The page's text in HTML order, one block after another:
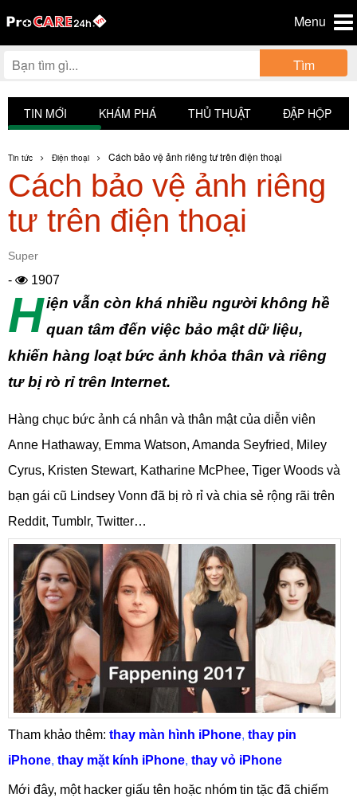
Menu
Tìm
TIN MỚI KHÁM PHÁ THỦ THUẬT ĐẬP HỘP
Tin tức Điện thoại Cách bảo vệ ảnh riêng tư trên điện thoại
Cách bảo vệ ảnh riêng
tư trên điện thoại
Super
- 1907
Hiện vẫn còn khá nhiều người không hề
quan tâm đến việc bảo mật dữ liệu,
khiến hàng loạt bức ảnh khỏa thân và riêng
tư bị rò rỉ trên Internet.
Hàng chục bức ảnh cá nhân và thân mật của diễn viên
Anne Hathaway, Emma Watson, Amanda Seyfried, Miley
Cyrus, Kristen Stewart, Katharine McPhee, Tiger Woods và
bạn gái cũ Lindsey Vonn đã bị rò rỉ và chia sẻ rộng rãi trên
Reddit, Tumblr, Twitter…
Tham khảo thêm: thay màn hình iPhone, thay pin
iPhone, thay mặt kính iPhone, thay vỏ iPhone
Mới đây, một hacker giấu tên hoặc nhóm tin tặc đã chiếm